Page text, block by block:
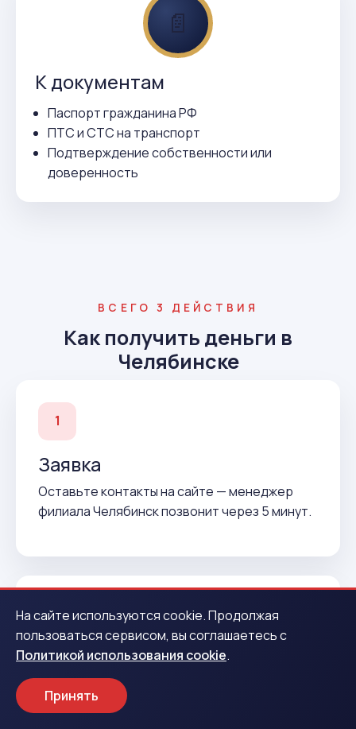
📄
К документам
Паспорт гражданина РФ
ПТС и СТС на транспорт
Подтверждение собственности или
доверенность
ВСЕГО 3 ДЕЙСТВИЯ
Как получить деньги в
Челябинске
1
Заявка
Оставьте контакты на сайте — менеджер
филиала Челябинск позвонит через 5 минут.
2
Подтверждение
Согласуем условия и подготовим договор до
вашего приезда.
На сайте используются cookie. Продолжая
пользоваться сервисом, вы соглашаетесь с
Политикой использования cookie.
Принять